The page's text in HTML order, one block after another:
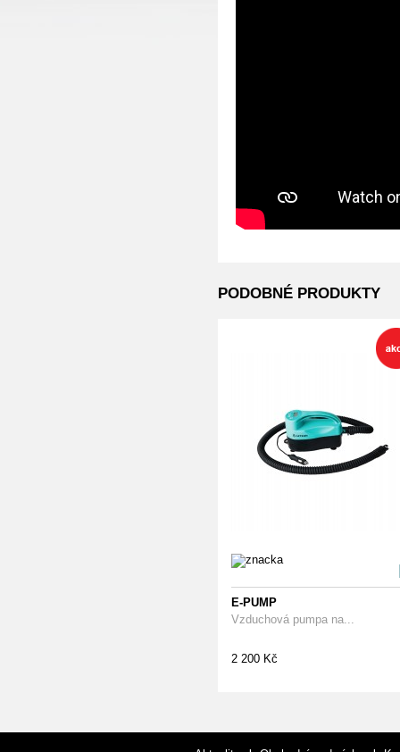
PODOBNÉ PRODUKTY
E-PUMP
Vzduchová pumpa na...
2 200 Kč